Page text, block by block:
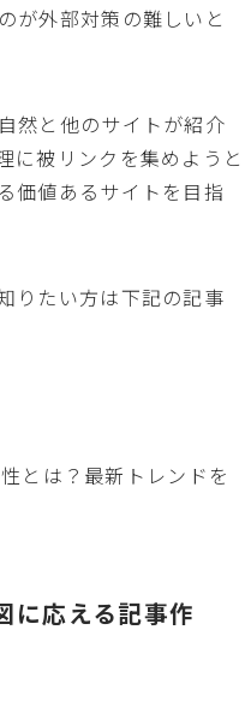
が外部対策の難しいと
然と他のサイトが紹介
に被リンクを集めようと
価値あるサイトを目指
りたい方は下記の記事
とは？最新トレンドを
に応える記事作